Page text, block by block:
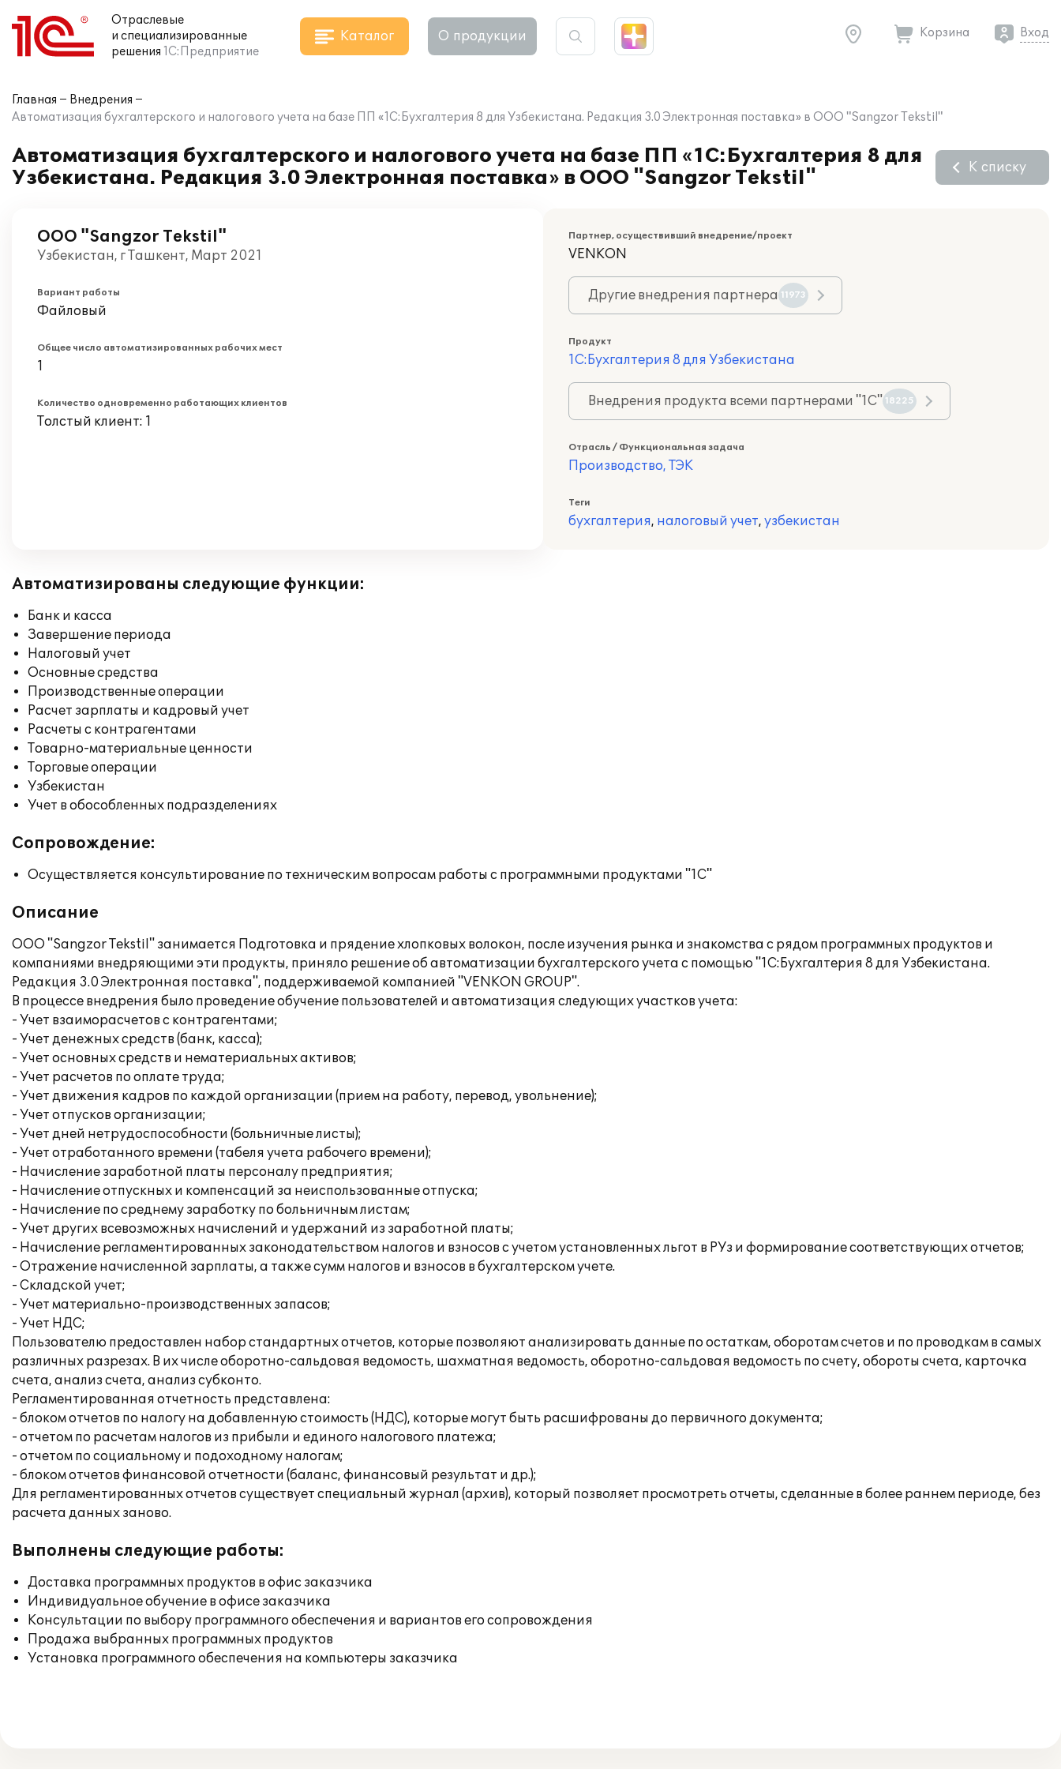
Отраслевые
и специализированные
решения 1С:Предприятие
Каталог О продукции Корзина Вход
Главная
Внедрения
Автоматизация бухгалтерского и налогового учета на базе ПП «1С:Бухгалтерия 8 для Узбекистана. Редакция 3.0 Электронная поставка» в ООО "Sangzor Tekstil"
Автоматизация бухгалтерского и налогового учета на базе ПП «1С:Бухгалтерия 8 для
Узбекистана. Редакция 3.0 Электронная поставка» в ООО "Sangzor Tekstil"
К списку
ООО "Sangzor Tekstil"
Узбекистан, г Ташкент, Март 2021
Вариант работы
Файловый
Общее число автоматизированных рабочих мест
1
Количество одновременно работающих клиентов
Толстый клиент: 1
Партнер, осуществивший внедрение/проект
VENKON
Другие внедрения партнера 11973
Продукт
1С:Бухгалтерия 8 для Узбекистана
Внедрения продукта всеми партнерами "1С" 18225
Отрасль / Функциональная задача
Производство, ТЭК
Теги
бухгалтерия, налоговый учет, узбекистан
Автоматизированы следующие функции:
Банк и касса
Завершение периода
Налоговый учет
Основные средства
Производственные операции
Расчет зарплаты и кадровый учет
Расчеты с контрагентами
Товарно-материальные ценности
Торговые операции
Узбекистан
Учет в обособленных подразделениях
Сопровождение:
Осуществляется консультирование по техническим вопросам работы с программными продуктами "1С"
Описание
ООО "Sangzor Tekstil" занимается Подготовка и прядение хлопковых волокон, после изучения рынка и знакомства с рядом программных продуктов и
компаниями внедряющими эти продукты, приняло решение об автоматизации бухгалтерского учета с помощью "1С:Бухгалтерия 8 для Узбекистана.
Редакция 3.0 Электронная поставка", поддерживаемой компанией "VENKON GROUP".
В процессе внедрения было проведение обучение пользователей и автоматизация следующих участков учета:
- Учет взаиморасчетов с контрагентами;
- Учет денежных средств (банк, касса);
- Учет основных средств и нематериальных активов;
- Учет расчетов по оплате труда;
- Учет движения кадров по каждой организации (прием на работу, перевод, увольнение);
- Учет отпусков организации;
- Учет дней нетрудоспособности (больничные листы);
- Учет отработанного времени (табеля учета рабочего времени);
- Начисление заработной платы персоналу предприятия;
- Начисление отпускных и компенсаций за неиспользованные отпуска;
- Начисление по среднему заработку по больничным листам;
- Учет других всевозможных начислений и удержаний из заработной платы;
- Начисление регламентированных законодательством налогов и взносов с учетом установленных льгот в РУз и формирование соответствующих отчетов;
- Отражение начисленной зарплаты, а также сумм налогов и взносов в бухгалтерском учете.
- Складской учет;
- Учет материально-производственных запасов;
- Учет НДС;
Пользователю предоставлен набор стандартных отчетов, которые позволяют анализировать данные по остаткам, оборотам счетов и по проводкам в самых
различных разрезах. В их числе оборотно-сальдовая ведомость, шахматная ведомость, оборотно-сальдовая ведомость по счету, обороты счета, карточка
счета, анализ счета, анализ субконто.
Регламентированная отчетность представлена:
- блоком отчетов по налогу на добавленную стоимость (НДС), которые могут быть расшифрованы до первичного документа;
- отчетом по расчетам налогов из прибыли и единого налогового платежа;
- отчетом по социальному и подоходному налогам;
- блоком отчетов финансовой отчетности (баланс, финансовый результат и др.);
Для регламентированных отчетов существует специальный журнал (архив), который позволяет просмотреть отчеты, сделанные в более раннем периоде, без
расчета данных заново.
Выполнены следующие работы:
Доставка программных продуктов в офис заказчика
Индивидуальное обучение в офисе заказчика
Консультации по выбору программного обеспечения и вариантов его сопровождения
Продажа выбранных программных продуктов
Установка программного обеспечения на компьютеры заказчика